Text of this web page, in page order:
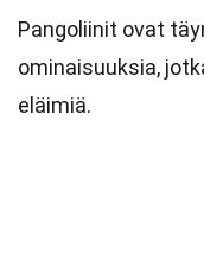
Pangoliinit ovat
ominaisuuksia,
eläimiä.